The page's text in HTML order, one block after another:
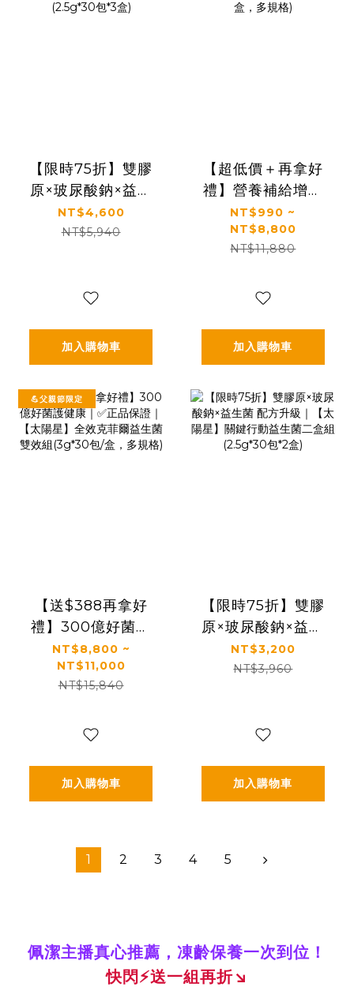
【限時75折】雙膠
原×玻尿酸鈉×益生
菌 配方升級｜【太
陽星】關鍵行動益
NT$4,600
NT$5,940
加入購物車
【超低價＋再拿好
禮】營養補給增強
體力推薦｜【太陽
星】全效乳鐵蛋白
(3g*30包/盒，多規
NT$990 ~
NT$8,800
NT$11,880
加入購物車
💪父親節限定
【送$388再拿好
禮】300億好菌護
健康｜✅正品保證｜
【太陽星】全效克
菲爾益生菌雙效組
格)
NT$8,800 ~
NT$11,000
NT$15,840
加入購物車
【限時75折】雙膠
原×玻尿酸鈉×益生
菌 配方升級｜【太
陽星】關鍵行動益
NT$3,200
NT$3,960
加入購物車
1 2 3 4 5
佩潔主播真心推薦，凍齡保養一次到位！
快閃 ⚡送一組再折↘